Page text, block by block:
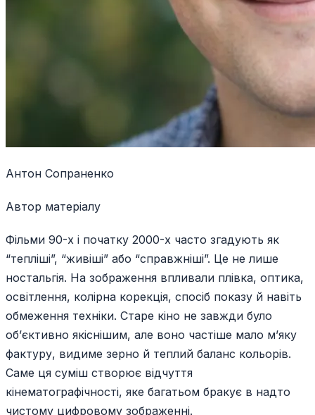
Антон Сопраненко
Автор матеріалу
Фільми 90-х і початку 2000-х часто згадують як
“тепліші”, “живіші” або “справжніші”. Це не лише
ностальгія. На зображення впливали плівка, оптика,
освітлення, колірна корекція, спосіб показу й навіть
обмеження техніки. Старе кіно не завжди було
об’єктивно якіснішим, але воно частіше мало м’яку
фактуру, видиме зерно й теплий баланс кольорів.
Саме ця суміш створює відчуття
кінематографічності, яке багатьом бракує в надто
чистому цифровому зображенні.